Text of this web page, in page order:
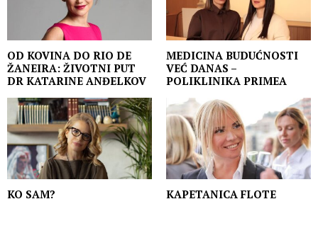
OD KOVINA DO RIO DE
ŽANEIRA: ŽIVOTNI PUT
DR KATARINE ANĐELKOV
MEDICINA BUDUĆNOSTI
VEĆ DANAS –
POLIKLINIKA PRIMEA
KO SAM? KAPETANICA FLOTE